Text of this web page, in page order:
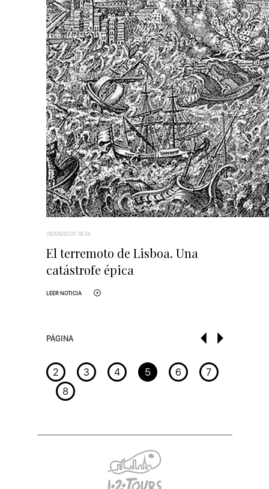
28/06/2020 16:34
El terremoto de Lisboa. Una
catástrofe épica
LEER NOTICIA
PÁGINA
2 3 4 5 6
7
8